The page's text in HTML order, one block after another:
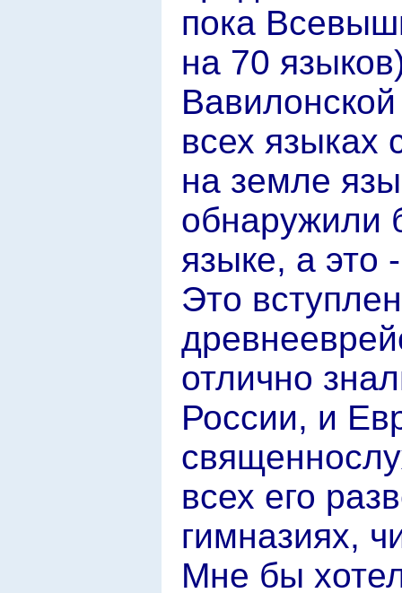
пока
на 70
всех языках
на земле
обнаружили
языке, а это
Это
отлично
России, и
всех его
гимназиях,
Мне бы